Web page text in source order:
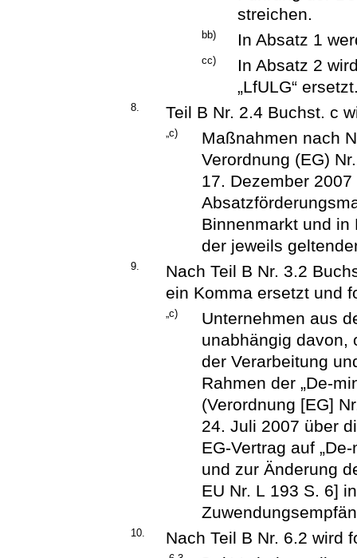
streichen.
bb) In Absatz 1
cc)
In Absatz 2
„LfULG“
8. Teil B Nr. 2.4 Buchst. c
„c)
Maßnahmen nach
Verordnung (EG)
17. Dezember
Binnenmarkt und in
der jeweils
9.
Nach Teil B Nr. 3.2
ein Komma ersetzt und
„c)
Unternehmen aus
unabhängig davon,
der Verarbeitung
Rahmen der „De-
(Verordnung [EG]
24. Juli 2007 über
EG-Vertrag auf
und zur Änderung
EU Nr. L 193 S. 6]
10. Nach Teil B Nr. 6.2 wird